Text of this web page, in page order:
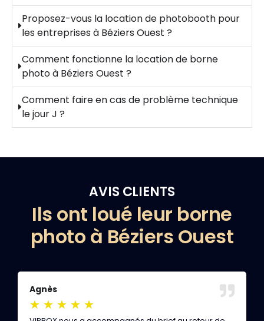
Proposez-vous la location de photobooth pour
les entreprises à Béziers Ouest ?
Comment fonctionne la location de borne
photo à Béziers Ouest ?
Comment faire en cas de problème technique
le jour J ?
AVIS CLIENTS
Ils ont loué leur borne
photo à Béziers Ouest
Agnès
★ ★ ★ ★ ★